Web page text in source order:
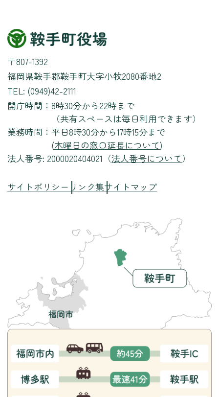
〒807-1392
福岡県鞍手郡鞍手町大字小牧2080番地2
TEL: (0949)42-2111
開庁時間： 8時30分から22時まで
（共有スペースは毎日利用できます）
業務時間： 平日8時30分から17時15分まで
(木曜日の窓口延長について)
法人番号: 2000020404021（法人番号について）
サイトポリシー リンク集サイトマップ